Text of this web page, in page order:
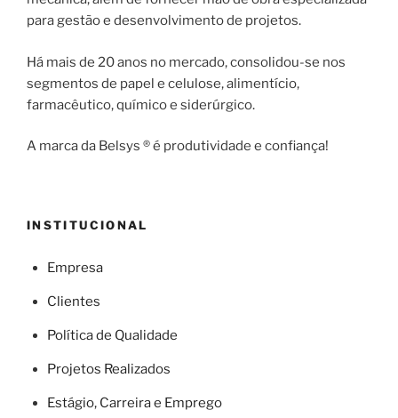
para gestão e desenvolvimento de projetos.
Há mais de 20 anos no mercado, consolidou-se nos
segmentos de papel e celulose, alimentício,
farmacêutico, químico e siderúrgico.
A marca da Belsys ® é produtividade e confiança!
INSTITUCIONAL
Empresa
Clientes
Política de Qualidade
Projetos Realizados
Estágio, Carreira e Emprego